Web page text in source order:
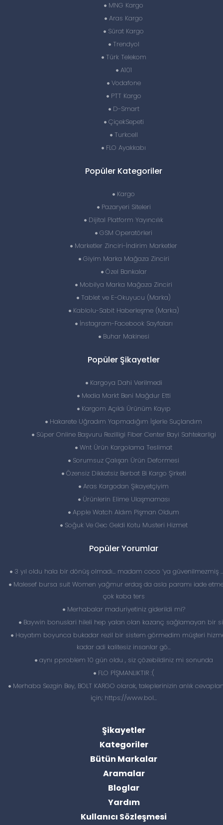
MNG Kargo
Aras Kargo
Sürat Kargo
Trendyol
Türk Telekom
A101
Vodafone
PTT Kargo
D-Smart
ÇiçekSepeti
Turkcell
FLO Ayakkabı
Popüler Kategoriler
Kargo
Pazaryeri Siteleri
Dijital Platform Yayıncılık
GSM Operatörleri
Marketler Zinciri-İndirim Marketler
Giyim Marka Mağaza Zinciri
Özel Bankalar
Mobilya Marka Mağaza Zinciri
Tablet ve E-Okuyucu (Marka)
Kablolu-Sabit Haberleşme (Marka)
İnstagram-Facebook Sayfaları
Buhar Makinesi
Popüler Şikayetler
Kargoya Dahi Verilmedi
Media Markt Beni Mağdur Etti
Kargom Açıldı Ürünüm Kayıp
Hakarete Uğradım Yapmadığım İşlerle Suçlandım
Süper Online Başvuru Rezilligi Fiber Center Bayi Sahtekarligi
Wnt Ürün Kargolama Teslimat
Sorumsuz Çalışan Ürün Deformesi
Özensiz Dikkatsiz Berbat Bi Kargo Şirketi
Aras Kargodan Şikayetçiyim
Ürünlerin Elime Ulaşmaması
Apple Watch Aldım Pişman Oldum
Soğuk Ve Gec Geldi Kotu Musteri Hizmet
Popüler Yorumlar
3 yıl oldu hala bir dönüş olmadı… madam coco ‘ya güvenilmezmiş
Malesef bursa suit Women yağmur erdaş da asla paramı iade
çok kaba ters
Merhabalar maduriyetiniz giderildi mi?
Baywin bonuslari hileli hep yalan olan kazanç sağlamayan bir
Hayatım boyunca bukadar rezil bir sistem görmedim müşteri
kadar adi kalitesiz insanlar gö...
aynı pproblem 10 gün oldu , siz çözebildiniz mi sonunda
FLO PİŞMANLIKTIR :(
Merhaba Sezgin Bey, BOLT KARGO olarak, taleplerinizin anlık
için; https://www.bol...
Şikayetler
Kategoriler
Bütün Markalar
Aramalar
Bloglar
Yardım
Kullanıcı Sözleşmesi